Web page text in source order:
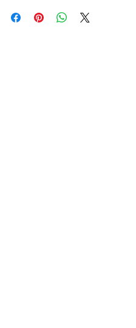
GRAMATURA: BD
SZEROKOŚĆ: 140 CM